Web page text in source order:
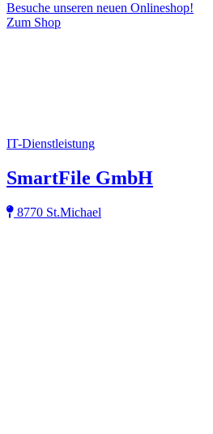
Besuche unseren neuen Onlineshop!
Zum Shop
IT-Dienstleistung
SmartFile GmbH
8770 St.Michael